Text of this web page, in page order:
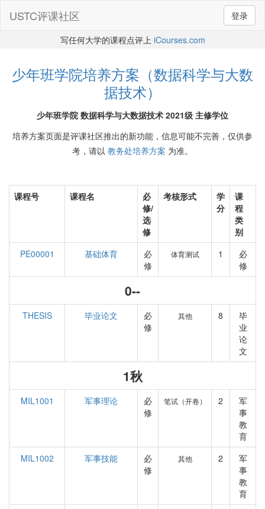
登录
USTC评课社区
写任何大学的课程点评上 iCourses.com
少年班学院培养方案（数据科学与大数
据技术）
少年班学院 数据科学与大数据技术 2021级 主修学位
培养方案页面是评课社区推出的新功能，信息可能不完善，仅供参
考，请以 教务处培养方案 为准。
课程号 课程名
必
修/
选
修
考核形式
学
分
课
程
类
别
PE00001
基础体育
必
修
体育测试 1
必
修
0--
THESIS 毕业论文
必
修
其他 8
毕
业
论
文
1秋
MIL1001 军事理论
必
修
笔试（开卷） 2
军
事
教
育
MIL1002
军事技能
必
修
其他 2
军
事
教
育